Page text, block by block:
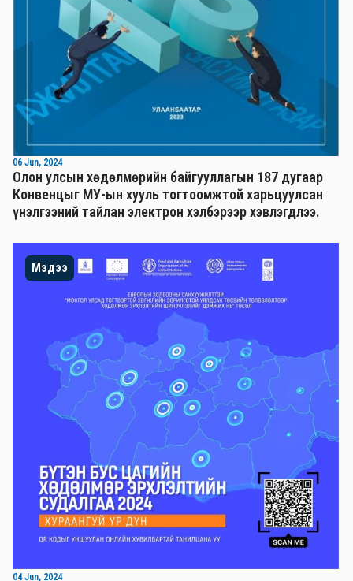
06 Jun, 2024
Олон улсын хөдөлмөрийн байгууллагын 187 дугаар
Конвенцыг МУ-ын хууль тогтоомжтой харьцуулсан
үнэлгээний тайлан электрон хэлбэрээр хэвлэгдлээ.
Мэдээ
04 Jun, 2024